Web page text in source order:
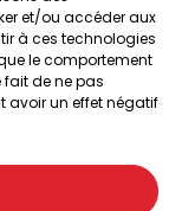
et/ou accéder aux
à ces technologies
le comportement
fait de ne pas
avoir un effet négatif